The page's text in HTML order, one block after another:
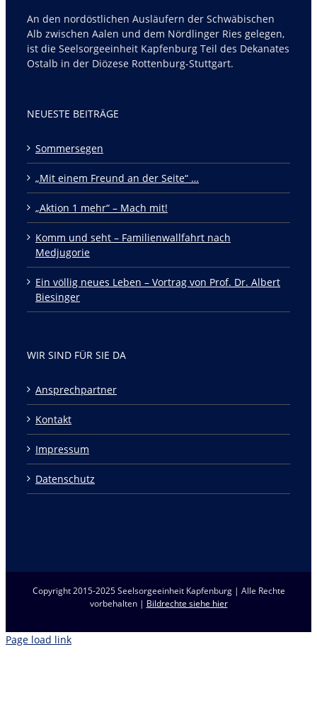
An den nordöstlichen Ausläufern der Schwäbischen
Alb zwischen Aalen und dem Nördlinger Ries gelegen,
ist die Seelsorgeeinheit Kapfenburg Teil des Dekanates
Ostalb in der Diözese Rottenburg-Stuttgart.
NEUESTE BEITRÄGE
Sommersegen
„Mit einem Freund an der Seite“ …
„Aktion 1 mehr“ – Mach mit!
Komm und seht – Familienwallfahrt nach
Medjugorie
Ein völlig neues Leben – Vortrag von Prof. Dr. Albert
Biesinger
WIR SIND FÜR SIE DA
Ansprechpartner
Kontakt
Impressum
Datenschutz
Copyright 2015-2025 Seelsorgeeinheit Kapfenburg | Alle Rechte
vorbehalten | Bildrechte siehe hier
Page load link